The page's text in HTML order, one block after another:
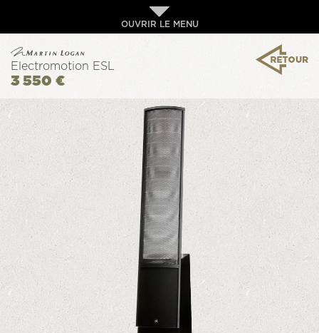
OUVRIR LE MENU
Electromotion ESL
3 550 €